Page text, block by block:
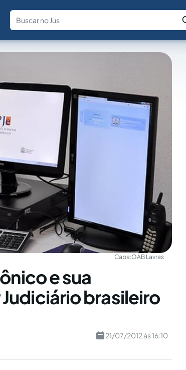
Fale com a IA Buscar no Jus
Capa:OAB Lavras
e sua
brasileiro
21/07/2012 às 16:10